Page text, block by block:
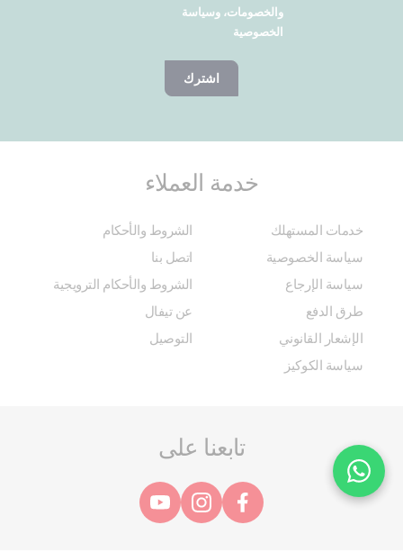
والخصومات، وسياسة
الخصوصية
اشترك
خدمة العملاء
خدمات المستهلك
الشروط والأحكام
سياسة الخصوصية
اتصل بنا
سياسة الإرجاع
الشروط والأحكام الترويجية
طرق الدفع
عن تيفال
الإشعار القانوني
التوصيل
سياسة الكوكيز
تابعنا على